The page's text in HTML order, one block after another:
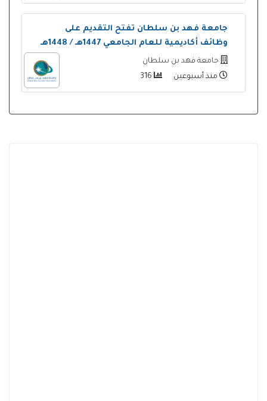
جامعة فهد بن سلطان تفتح التقديم على
وظائف أكاديمية للعام الجامعي 1447هـ / 1448هـ
جامعة فهد بن سلطان
منذ أسبوعين